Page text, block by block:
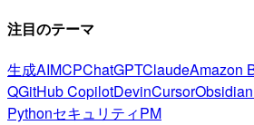
注目のテーマ
生成AIMCPChatGPTClaudeAmazon
QGitHub CopilotDevinCursorObsidian
PythonセキュリティPM